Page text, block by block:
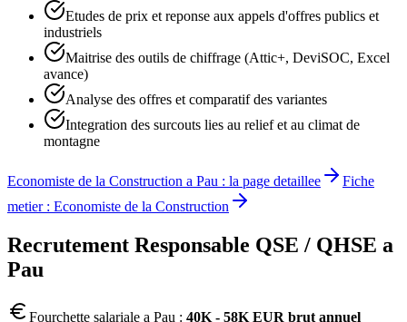
Etudes de prix et reponse aux appels d'offres publics et
industriels
Maitrise des outils de chiffrage (Attic+, DeviSOC, Excel
avance)
Analyse des offres et comparatif des variantes
Integration des surcouts lies au relief et au climat de
montagne
Economiste de la Construction a Pau : la page detaillee
Fiche
metier : Economiste de la Construction
Recrutement Responsable QSE / QHSE a
Pau
Fourchette salariale a Pau : 40K - 58K EUR brut annuel